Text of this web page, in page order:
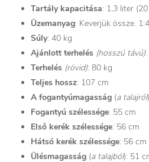
Tartály kapacitása: 1,3 liter
Üzemanyag: Keverjük össze.
Súly: 40 kg
Ajánlott terhelés (hosszú távú)
Terhelés (rövid): 80 kg
Teljes hossz: 107 cm
A fogantyúmagasság (a talajról
Fogantyú szélessége: 55 cm
Első kerék szélessége: 56 cm
Hátsó kerék szélessége: 56 cm
Ülésmagasság (a talajból): 51